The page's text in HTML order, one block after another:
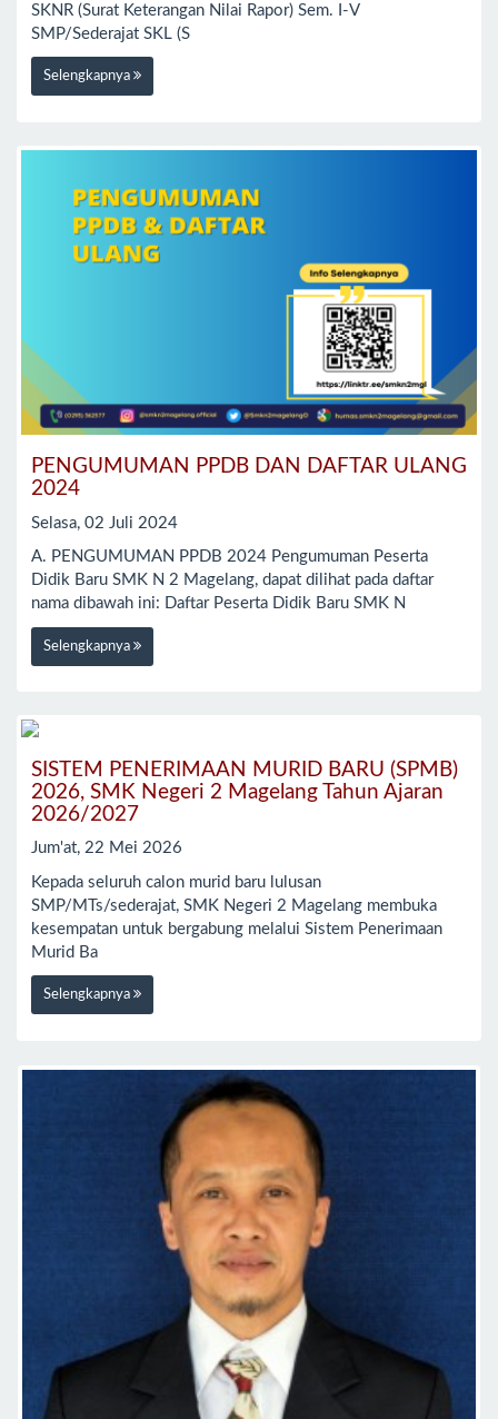
SKNR (Surat Keterangan Nilai Rapor) Sem. I-V
SMP/Sederajat SKL (S
Selengkapnya
PENGUMUMAN PPDB DAN DAFTAR ULANG
2024
Selasa, 02 Juli 2024
A. PENGUMUMAN PPDB 2024 Pengumuman Peserta
Didik Baru SMK N 2 Magelang, dapat dilihat pada daftar
nama dibawah ini: Daftar Peserta Didik Baru SMK N
Selengkapnya
SISTEM PENERIMAAN MURID BARU (SPMB)
2026, SMK Negeri 2 Magelang Tahun Ajaran
2026/2027
Jum'at, 22 Mei 2026
Kepada seluruh calon murid baru lulusan
SMP/MTs/sederajat, SMK Negeri 2 Magelang membuka
kesempatan untuk bergabung melalui Sistem Penerimaan
Murid Ba
Selengkapnya